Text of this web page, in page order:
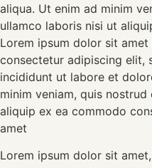
aliqua. Ut enim ad minim
ullamco laboris nisi ut
Lorem ipsum dolor sit
consectetur adipiscing elit,
incididunt ut labore et
minim veniam, quis
aliquip ex ea commodo
amet
Lorem ipsum dolor sit